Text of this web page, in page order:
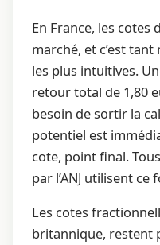
En France, les cotes
marché, et c’est
les plus intuitives.
retour total de 1,80
besoin de sortir la
potentiel est
cote, point final.
par l’ANJ utilisent
Les cotes
britannique, restent